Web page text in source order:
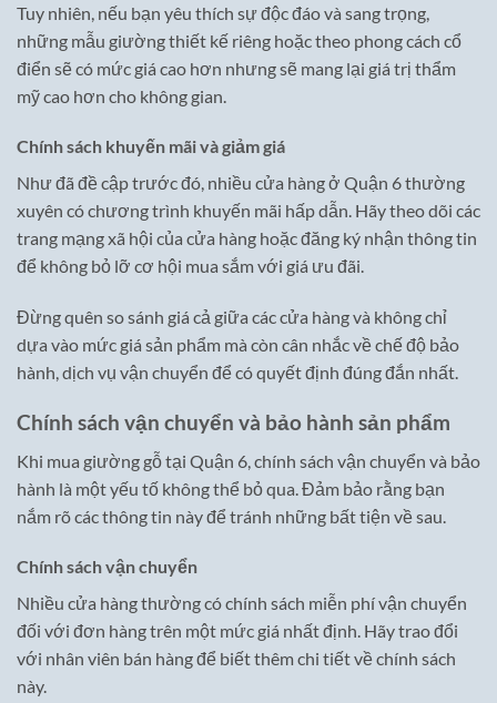
Tuy nhiên, nếu bạn yêu thích sự độc đáo và sang trọng,
những mẫu giường thiết kế riêng hoặc theo phong cách cổ
điển sẽ có mức giá cao hơn nhưng sẽ mang lại giá trị thẩm
mỹ cao hơn cho không gian.
Chính sách khuyến mãi và giảm giá
Như đã đề cập trước đó, nhiều cửa hàng ở Quận 6 thường
xuyên có chương trình khuyến mãi hấp dẫn. Hãy theo dõi các
trang mạng xã hội của cửa hàng hoặc đăng ký nhận thông tin
để không bỏ lỡ cơ hội mua sắm với giá ưu đãi.
Đừng quên so sánh giá cả giữa các cửa hàng và không chỉ
dựa vào mức giá sản phẩm mà còn cân nhắc về chế độ bảo
hành, dịch vụ vận chuyển để có quyết định đúng đắn nhất.
Chính sách vận chuyển và bảo hành sản phẩm
Khi mua giường gỗ tại Quận 6, chính sách vận chuyển và bảo
hành là một yếu tố không thể bỏ qua. Đảm bảo rằng bạn
nắm rõ các thông tin này để tránh những bất tiện về sau.
Chính sách vận chuyển
Nhiều cửa hàng thường có chính sách miễn phí vận chuyển
đối với đơn hàng trên một mức giá nhất định. Hãy trao đổi
với nhân viên bán hàng để biết thêm chi tiết về chính sách
này.